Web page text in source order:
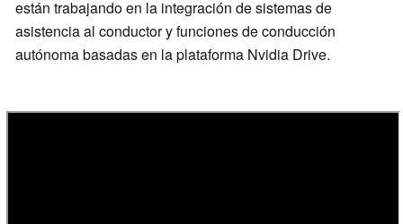
están trabajando en la integración de sistemas de
asistencia al conductor y funciones de conducción
autónoma basadas en la plataforma Nvidia Drive.